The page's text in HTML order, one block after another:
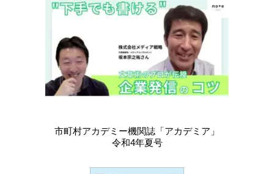
市町村アカデミー機関誌「アカデミア」
令和4年夏号